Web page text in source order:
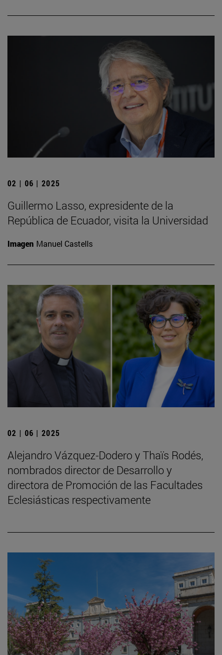
02 | 06 | 2025
Guillermo Lasso, expresidente de la
República de Ecuador, visita la Universidad
Imagen Manuel Castells
02 | 06 | 2025
Alejandro Vázquez-Dodero y Thaïs Rodés,
nombrados director de Desarrollo y
directora de Promoción de las Facultades
Eclesiásticas respectivamente